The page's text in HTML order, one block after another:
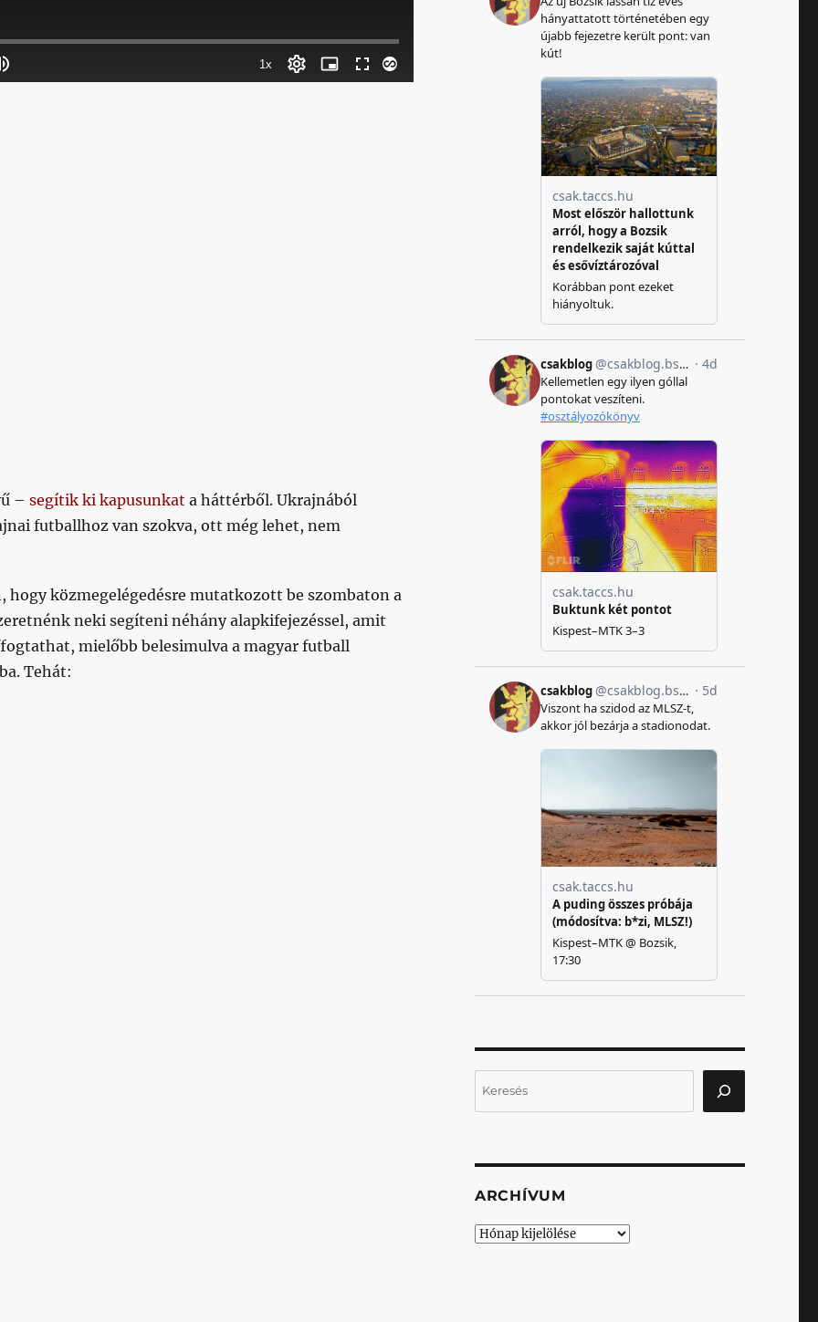
– segítik ki kapusunkat a háttérből. Ukrajnából
futballhoz van szokva, ott még lehet, nem
hogy közmegelégedésre mutatkozott be szombaton a
neki segíteni néhány alapkifejezéssel, amit
mielőbb belesimulva a magyar futball
Tehát:
gyorstalpaló Nagy Sanyinak”
ARCHÍVUM
Archívum